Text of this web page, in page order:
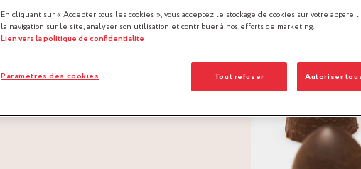
En cliquant sur « Accepter tous les cookies », vous acceptez le stockage de cookies sur votre
la navigation sur le site, analyser son utilisation et contribuer à nos efforts de marketing.
Lien vers la politique de confidentialite
Tout refuser Autoriser
Paramètres des cookies